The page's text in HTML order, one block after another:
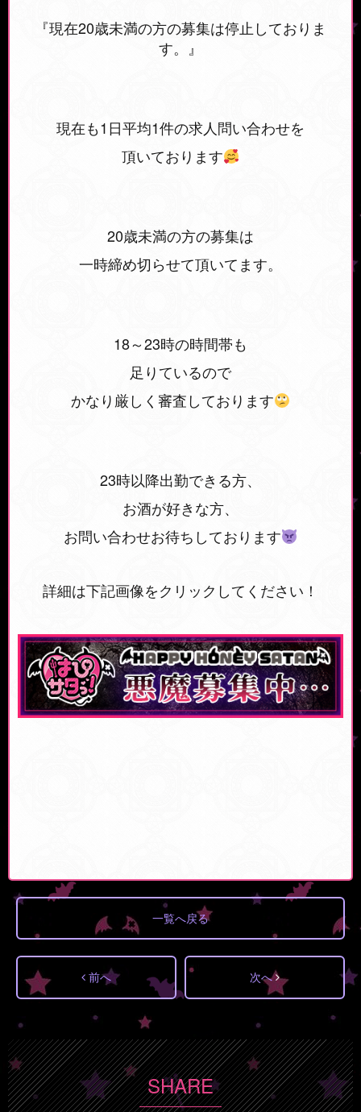
『現在20歳未満の方の募集は停止しておりま
す。』
現在も1日平均1件の求人問い合わせを
頂いております
20歳未満の方の募集は
一時締め切らせて頂いてます。
18～23時の時間帯も
足りているので
かなり厳しく審査しております
23時以降出勤できる方、
お酒が好きな方、
お問い合わせお待ちしております
詳細は下記画像をクリックしてください！
前へ
一覧へ戻る
次へ
SHARE